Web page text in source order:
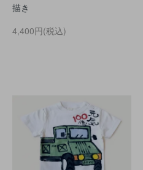
描き
4,400円(税込)